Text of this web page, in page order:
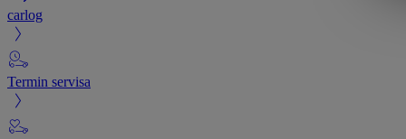
carlog
Termin servisa